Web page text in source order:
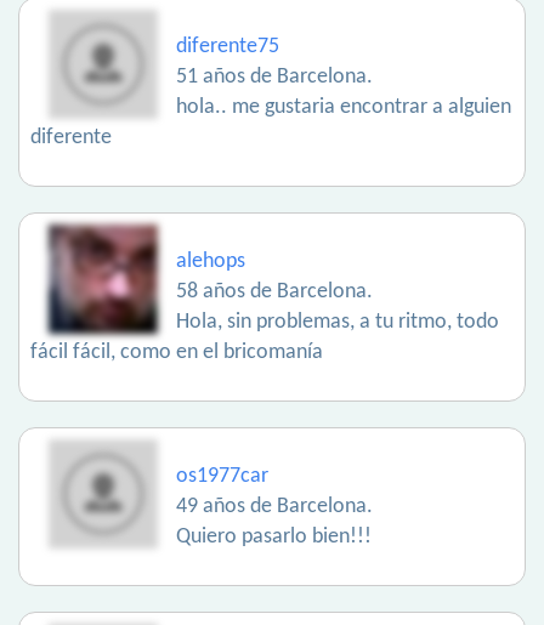
diferente75
51 años de Barcelona.
hola.. me gustaria encontrar a alguien
diferente
alehops
58 años de Barcelona.
Hola, sin problemas, a tu ritmo, todo
fácil fácil, como en el bricomanía
os1977car
49 años de Barcelona.
Quiero pasarlo bien!!!